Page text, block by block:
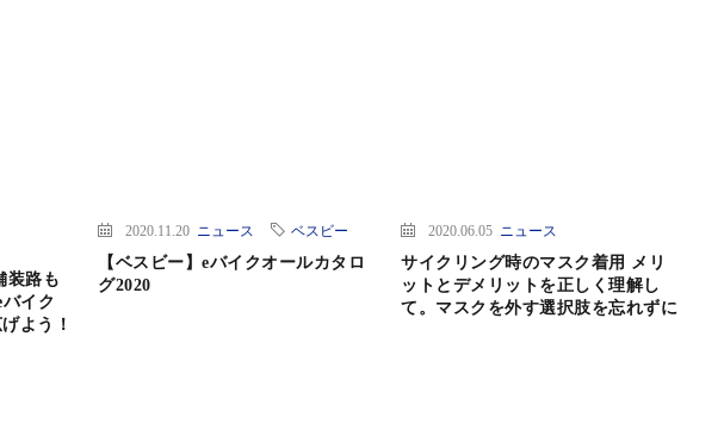
装路も
イク
よう！
2020.11.20 ニュース ベスビー
【ベスビー】eバイクオールカタロ
グ2020
2020.06.05 ニュース
サイクリング時のマスク着用 メリ
ットとデメリットを正しく理解し
て。マスクを外す選択肢を忘れずに